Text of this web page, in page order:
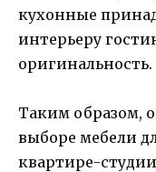
кухонные
интерьеру
оригинальность.
Таким образом,
выборе мебели
квартире-